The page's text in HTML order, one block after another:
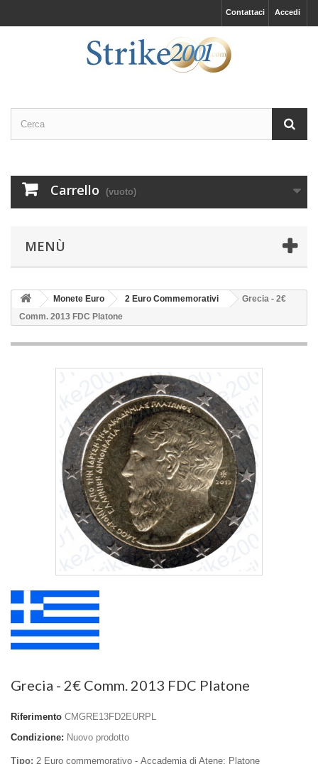
Accedi
Contattaci
Carrello (vuoto)
MENÙ
Monete Euro 2 Euro Commemorativi
Grecia - 2€
Comm. 2013 FDC Platone
Grecia - 2€ Comm. 2013 FDC Platone
Riferimento CMGRE13FD2EURPL
Condizione: Nuovo prodotto
Tipo: 2 Euro commemorativo - Accademia di Atene: Platone